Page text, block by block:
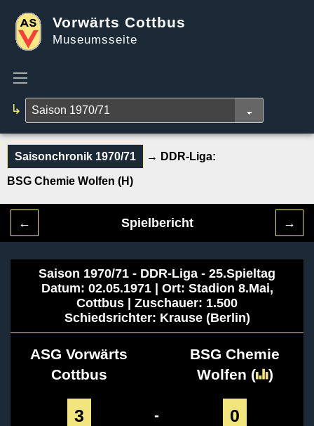
Vorwärts Cottbus
Museumsseite
↳
Saisonchronik 1970/71 → DDR-Liga:
BSG Chemie Wolfen (H)
← Spielbericht →
Saison 1970/71 - DDR-Liga - 25.Spieltag
Datum: 02.05.1971 | Ort: Stadion 8.Mai,
Cottbus | Zuschauer: 1.500
Schiedsrichter: Krause (Berlin)
ASG Vorwärts
Cottbus
BSG Chemie
Wolfen ( )
3 - 0